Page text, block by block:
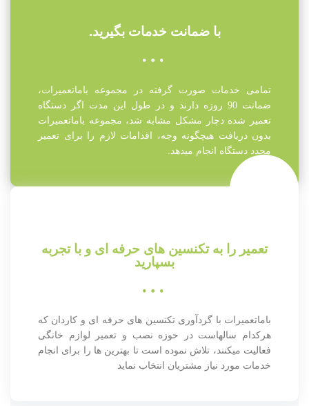
با ضمانت خدمات بگیرید.
تمامی خدمات صورت گرفته در مجموعه باماتعمیرات،
ضمانت 90 روزه دارند و در طول این مدت اگر دستگاه
تعمیر شده دچار مشکل مشابه شد، مجموعه باماتعمیرات
بدون دریافت هیچگونه وجه، اقدامات لازم را برای تعمیر
مجدد دستگاه انجام میدهد.
تعمیر را به تکنسین های حرفه ای و با تجربه
بسپارید
باماتعمیرات با گردآوری تکنسین های حرفه ای و کاردان که
هرکدام سالهاست در حوزه نصب و تعمیر لوازم خانگی
فعالیت میکنند، تلاش نموده است تا بهترین ها را برای انجام
خدمات مورد نیاز مشتریان انتخاب نماید